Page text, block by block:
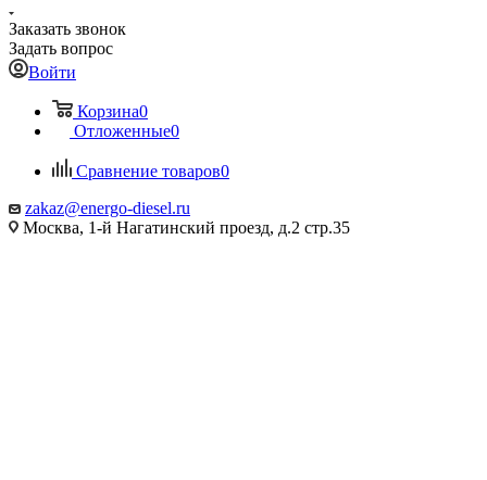
Заказать звонок
Задать вопрос
Войти
Корзина0
Отложенные0
Сравнение товаров0
zakaz@energo-diesel.ru
Москва, 1-й Нагатинский проезд, д.2 стр.35